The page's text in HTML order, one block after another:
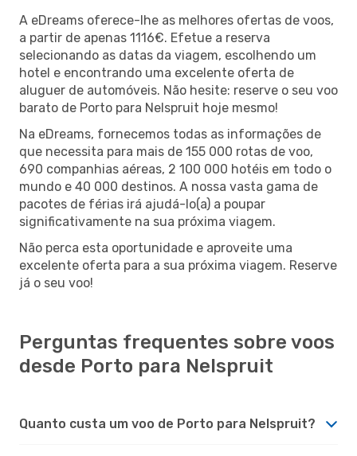
A eDreams oferece-lhe as melhores ofertas de voos,
a partir de apenas 1116€. Efetue a reserva
selecionando as datas da viagem, escolhendo um
hotel e encontrando uma excelente oferta de
aluguer de automóveis. Não hesite: reserve o seu voo
barato de Porto para Nelspruit hoje mesmo!
Na eDreams, fornecemos todas as informações de
que necessita para mais de 155 000 rotas de voo,
690 companhias aéreas, 2 100 000 hotéis em todo o
mundo e 40 000 destinos. A nossa vasta gama de
pacotes de férias irá ajudá-lo(a) a poupar
significativamente na sua próxima viagem.
Não perca esta oportunidade e aproveite uma
excelente oferta para a sua próxima viagem. Reserve
já o seu voo!
Perguntas frequentes sobre voos
desde Porto para Nelspruit
Quanto custa um voo de Porto para Nelspruit?